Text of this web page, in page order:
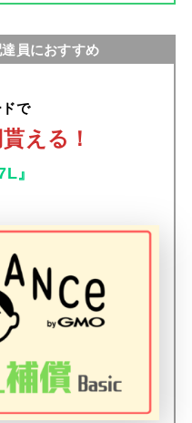
員におすすめ
で
える！
』